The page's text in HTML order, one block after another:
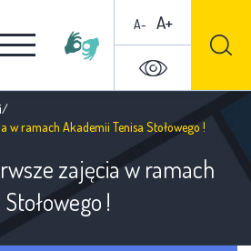
A- A+
/
w ramach Akademii Tenisa Stołowego !
zajęcia w ramach
!